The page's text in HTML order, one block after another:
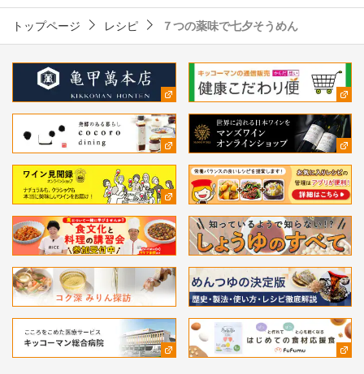
トップページ レシピ ７つの薬味で七夕そうめん